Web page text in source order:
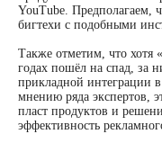
YouTube. Предполагаем,
бигтехи с подобными
Также отметим, что хотя
годах пошёл на спад, за
прикладной интеграции
мнению ряда экспертов,
пласт продуктов и
эффективность
Начните
успеху с